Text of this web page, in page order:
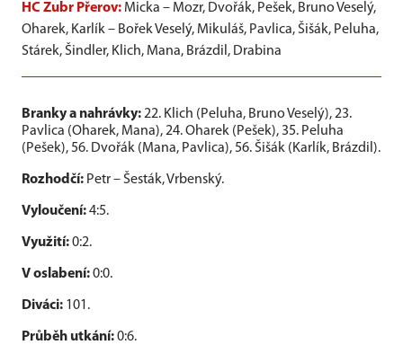
HC Zubr Přerov: Micka – Mozr, Dvořák, Pešek, Bruno Veselý,
Oharek, Karlík – Bořek Veselý, Mikuláš, Pavlica, Šišák, Peluha,
Stárek, Šindler, Klich, Mana, Brázdil, Drabina
Branky a nahrávky:22. Klich (Peluha, Bruno Veselý), 23.
Pavlica (Oharek, Mana), 24. Oharek (Pešek), 35. Peluha
(Pešek), 56. Dvořák (Mana, Pavlica), 56. Šišák (Karlík, Brázdil).
Rozhodčí: Petr – Šesták, Vrbenský.
Vyloučení:4:5.
Využití:0:2.
V oslabení:0:0.
Diváci: 101.
Průběh utkání:0:6.